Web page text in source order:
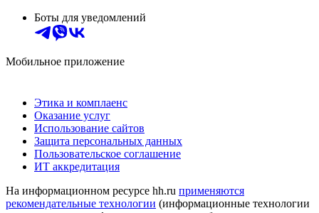
Боты для уведомлений
Мобильное приложение
Этика и комплаенс
Оказание услуг
Использование сайтов
Защита персональных данных
Пользовательское соглашение
ИТ аккредитация
На информационном ресурсе hh.ru применяются
рекомендательные технологии (информационные технологии